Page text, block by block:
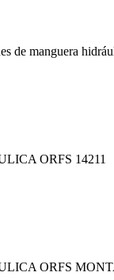
de manguera
ORFS 14211
ORFS